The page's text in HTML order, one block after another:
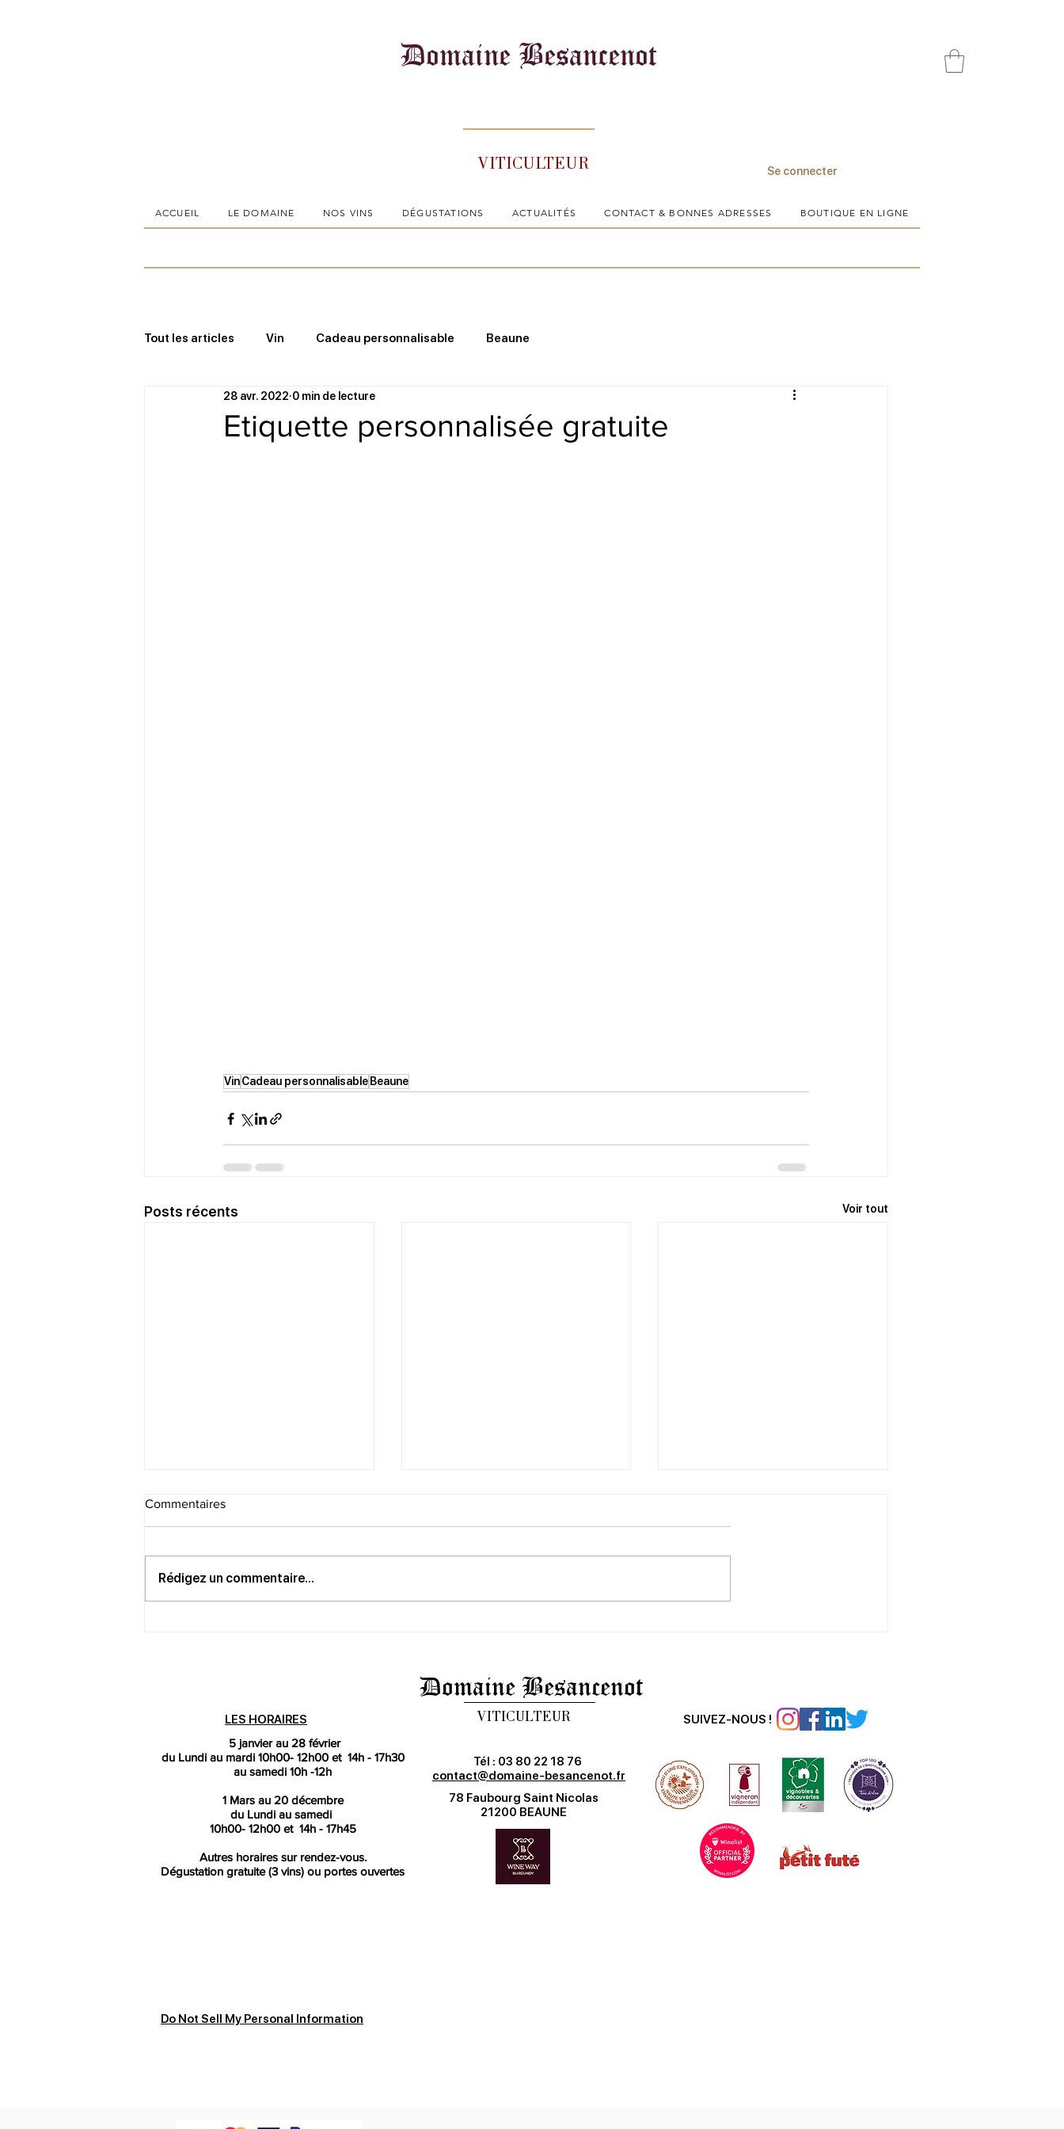
Domaine Besancenot
VITICULTEUR Se connecter
ACCUEIL LE DOMAINE NOS VINS DÉGUSTATIONS ACTUALITÉS CONTACT & BONNES ADRESSES BOUTIQUE EN LIGNE
Tout les articles Vin Cadeau personnalisable Beaune
Etiquette personnalisée gratuite
28 avr. 2022 0 min de lecture
VinCadeau personnalisable Beaune
Posts récents Voir tout
Soirée musique et vins
Commentaires
Rédigez un commentaire...
LES HORAIRES
Domaine Besancenot
VITICULTEUR SUIVEZ-NOUS !
5 janvier au 28 février
du Lundi au mardi 10h00- 12h00 et 14h - 17h30
au samedi 10h -12h
1 Mars au 20 décembre
du Lundi au samedi
10h00- 12h00 et 14h - 17h45
Autres horaires sur rendez-vous.
Dégustation gratuite (3 vins) ou portes ouvertes
Tél : 03 80 22 18 76
contact@domaine-besancenot.fr
78 Faubourg Saint Nicolas
21200 BEAUNE
Do Not Sell My Personal Information